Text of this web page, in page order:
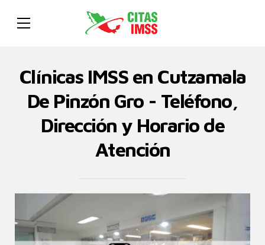
Clínicas IMSS en Cutzamala
De Pinzón Gro - Teléfono,
Dirección y Horario de
Atención